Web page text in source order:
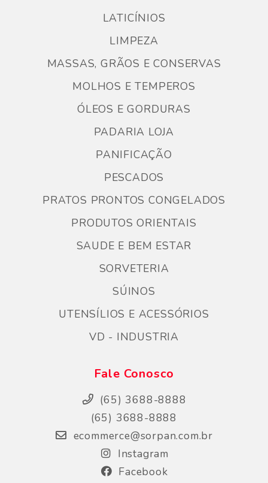
LATICÍNIOS
LIMPEZA
MASSAS, GRÃOS E CONSERVAS
MOLHOS E TEMPEROS
ÓLEOS E GORDURAS
PADARIA LOJA
PANIFICAÇÃO
PESCADOS
PRATOS PRONTOS CONGELADOS
PRODUTOS ORIENTAIS
SAUDE E BEM ESTAR
SORVETERIA
SÚINOS
UTENSÍLIOS E ACESSÓRIOS
VD - INDUSTRIA
Fale Conosco
(65) 3688-8888
(65) 3688-8888
ecommerce@sorpan.com.br
Instagram
Facebook